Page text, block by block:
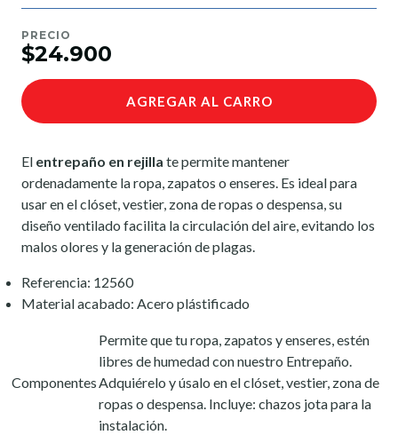
PRECIO
$24.900
AGREGAR AL CARRO
El entrepaño en rejilla te permite mantener
ordenadamente la ropa, zapatos o enseres. Es ideal para
usar en el clóset, vestier, zona de ropas o despensa, su
diseño ventilado facilita la circulación del aire, evitando los
malos olores y la generación de plagas.
Referencia: 12560
Material acabado: Acero plástificado
Componentes
Permite que tu ropa, zapatos y enseres, estén
libres de humedad con nuestro Entrepaño.
Adquiérelo y úsalo en el clóset, vestier, zona de
ropas o despensa. Incluye: chazos jota para la
instalación.